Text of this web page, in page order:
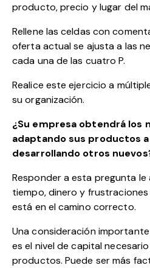
producto, precio y lugar del
Rellene las celdas con
oferta actual se ajusta a las
cada una de las cuatro P.
Realice este ejercicio a
su organización.
¿Su empresa obtendrá los
adaptando sus productos
desarrollando otros
Responder a esta pregunta
tiempo, dinero y
está en el camino correcto.
Una consideración
es el nivel de capital
productos. Puede ser más